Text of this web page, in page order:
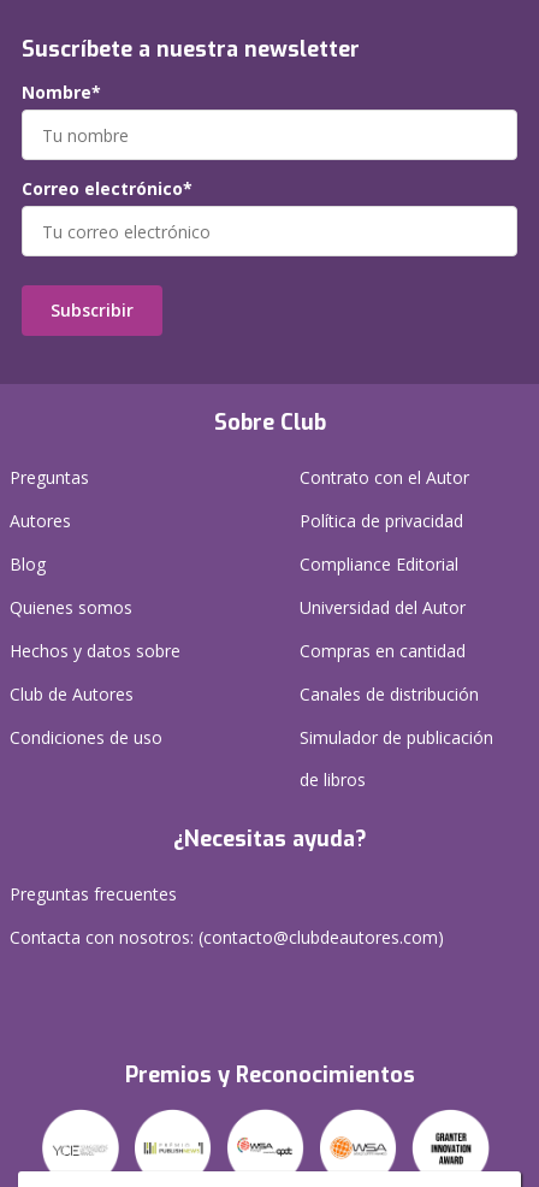
Sobre Club
Preguntas
Autores
Blog
Quienes somos
Hechos y datos sobre
Club de Autores
Condiciones de uso
Contrato con el Autor
Política de privacidad
Compliance Editorial
Universidad del Autor
Compras en cantidad
Canales de distribución
Simulador de publicación
de libros
¿Necesitas ayuda?
Preguntas frecuentes
Contacta con nosotros: (contacto@clubdeautores.com)
Premios y Reconocimientos
Suscríbete a nuestra newsletter
Nombre*
Correo electrónico*
Subscribir